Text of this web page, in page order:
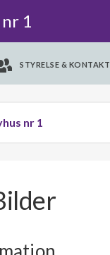
1
STYRELSE & KONTAKT
nr 1